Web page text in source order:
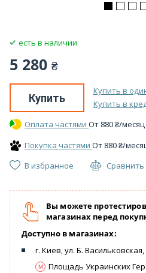
есть в наличии
5 280 ₴
Купить
Купить в
Купить в
Оплата частями От 880₴/месяц
Покупка частями От 880₴/
В избранное
Сравнить
Вы можете
магазинах перед
Доступно в магазинах:
г. Киев, ул. Б. Васильковская,
Площадь Украинских